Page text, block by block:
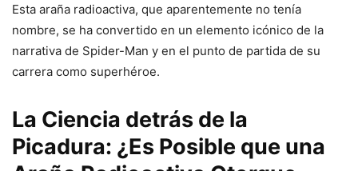
Esta araña radioactiva, que aparentemente no tenía
nombre, se ha convertido en un elemento icónico de la
narrativa de Spider-Man y en el punto de partida de su
carrera como superhéroe.
La Ciencia detrás de la
Picadura: ¿Es Posible que una